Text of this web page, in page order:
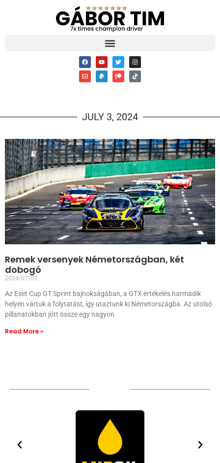
JULY 3, 2024
Remek versenyek Németországban, két
dobogó
2024/07/03
Az Eset Cup GT Sprint bajnokságában, a GTX értékelés harmadik
helyén vártuk a folytatást, így utaztunk ki Németországba. Az utolsó
pillanatokban jött össze egy nagyon
Read More »